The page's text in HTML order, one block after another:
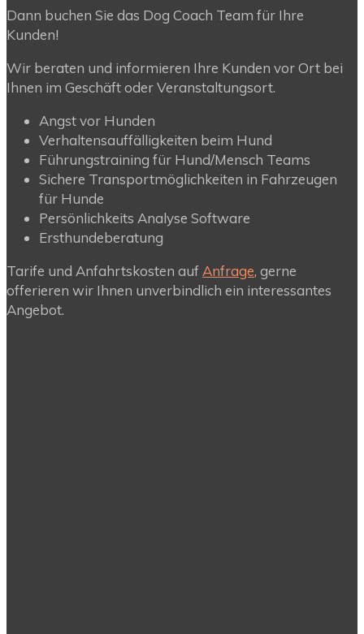
Dann buchen Sie das Dog Coach Team für Ihre
Kunden!
Wir beraten und informieren Ihre Kunden vor Ort bei
Ihnen im Geschäft oder Veranstaltungsort.
Angst vor Hunden
Verhaltensauffälligkeiten beim Hund
Führungstraining für Hund/Mensch Teams
Sichere Transportmöglichkeiten in Fahrzeugen
für Hunde
Persönlichkeits Analyse Software
Ersthundeberatung
Tarife und Anfahrtskosten aufAnfrage, gerne
offerieren wir Ihnen unverbindlich ein interessantes
Angebot.